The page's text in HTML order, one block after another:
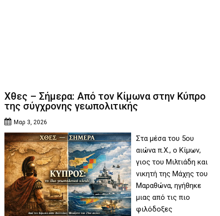
Χθες – Σήμερα: Από τον Κίμωνα στην Κύπρο
της σύγχρονης γεωπολιτικής
Μαρ 3, 2026
Στα μέσα του 5ου
αιώνα π.Χ., ο Κίμων,
γιος του Μιλτιάδη και
νικητή της Μάχης του
Μαραθώνα, ηγήθηκε
μιας από τις πιο
φιλόδοξες